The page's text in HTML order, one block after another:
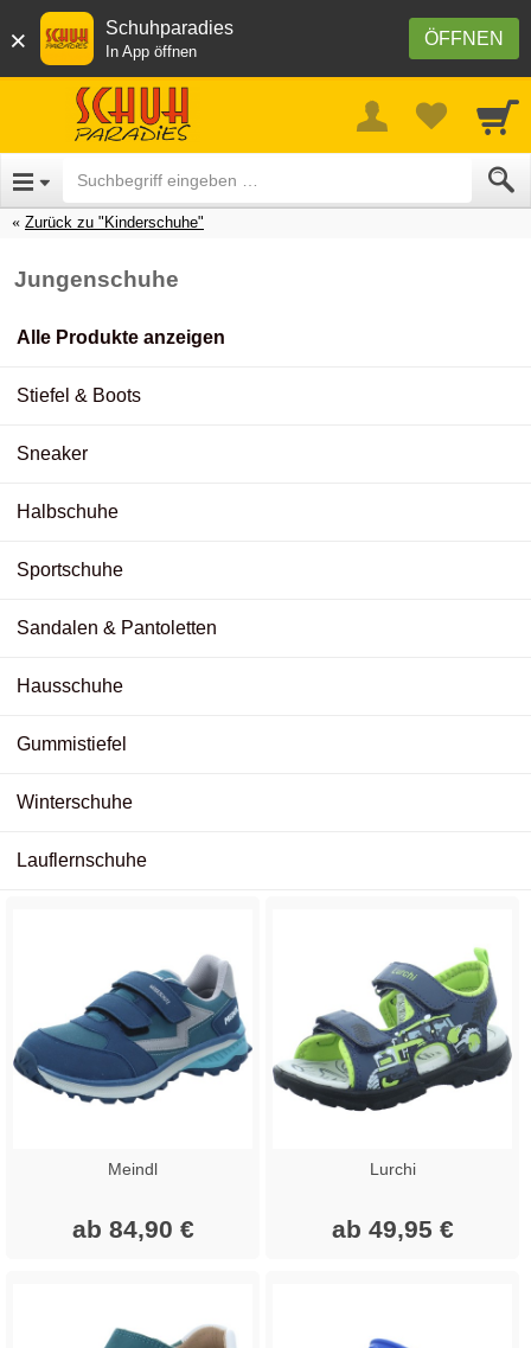
× ÖFFNEN
Schuhparadies
In App öffnen
Zurück zu "Kinderschuhe"
Jungenschuhe
Alle Produkte anzeigen
Stiefel & Boots
Sneaker
Halbschuhe
Sportschuhe
Sandalen & Pantoletten
Hausschuhe
Gummistiefel
Winterschuhe
Lauflernschuhe
Meindl
ab 84,90 €
Lurchi
ab 49,95 €